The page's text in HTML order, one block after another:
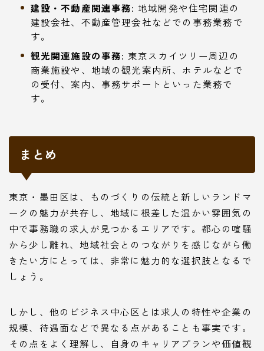
建設・不動産関連事務: 地域開発や住宅関連の
建設会社、不動産管理会社などでの事務業務で
す。
観光関連施設の事務: 東京スカイツリー周辺の
商業施設や、地域の観光案内所、ホテルなどで
の受付、案内、事務サポートといった業務で
す。
まとめ
東京・墨田区は、ものづくりの伝統と新しいランドマ
ークの魅力が共存し、地域に根差した温かい雰囲気の
中で事務職の求人が見つかるエリアです。都心の喧騒
から少し離れ、地域社会とのつながりを感じながら働
きたい方にとっては、非常に魅力的な選択肢となるで
しょう。
しかし、他のビジネス中心区とは求人の特性や企業の
規模、待遇面などで異なる点があることも事実です。
その点をよく理解し、自身のキャリアプランや価値観